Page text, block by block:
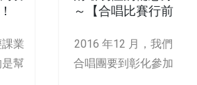
業
幫
～【合唱比賽行前
2016 年12 月，我們
合唱團要到彰化參加